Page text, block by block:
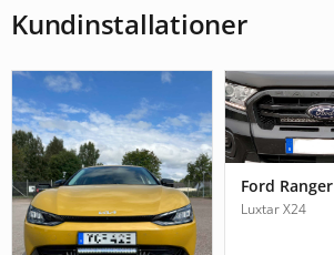
Kundinstallationer
Ford Ranger
Luxtar X24